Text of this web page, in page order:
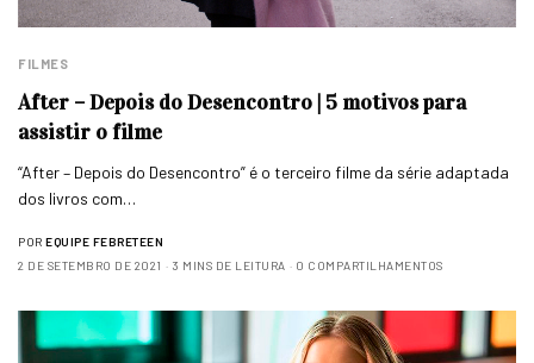
FILMES
After – Depois do Desencontro | 5 motivos para
assistir o filme
“After – Depois do Desencontro” é o terceiro filme da série adaptada
dos livros com…
POR EQUIPE FEBRETEEN
2 DE SETEMBRO DE 2021
3 MINS DE LEITURA 0 COMPARTILHAMENTOS